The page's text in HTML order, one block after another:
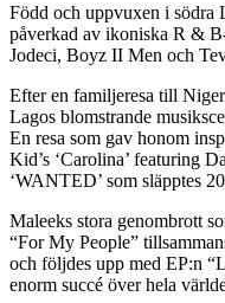
Född och uppvuxen i
påverkad av ikoniska R &
Jodeci, Boyz II Men och
Efter en familjeresa till
Lagos blomstrande
En resa som gav honom
Kid’s ‘Carolina’ featuring
‘WANTED’ som släpptes
Maleeks stora genombrott
“For My People”
och följdes upp med EP:n
enorm succé över hela